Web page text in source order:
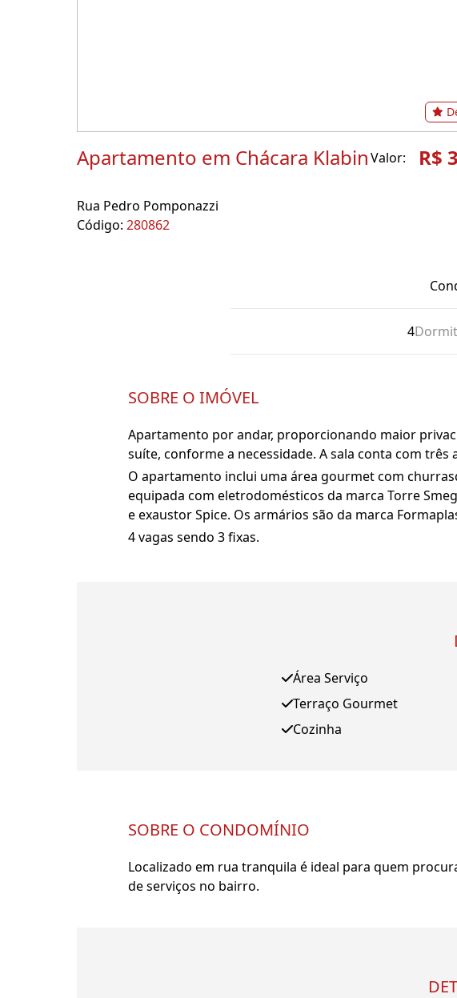
Apartamento em Chácara KlabinValor: R$
Rua Pedro Pomponazzi
Código: 280862
4
SOBRE O IMÓVEL
Apartamento por andar, proporcionando maior
suíte, conforme a necessidade. A sala conta com
O apartamento inclui uma área gourmet com
equipada com eletrodomésticos da marca Torre
e exaustor Spice. Os armários são da marca
4 vagas sendo 3 fixas.
Área Serviço
Terraço Gourmet
Cozinha
SOBRE O CONDOMÍNIO
Localizado em rua tranquila é ideal para quem
de serviços no bairro.